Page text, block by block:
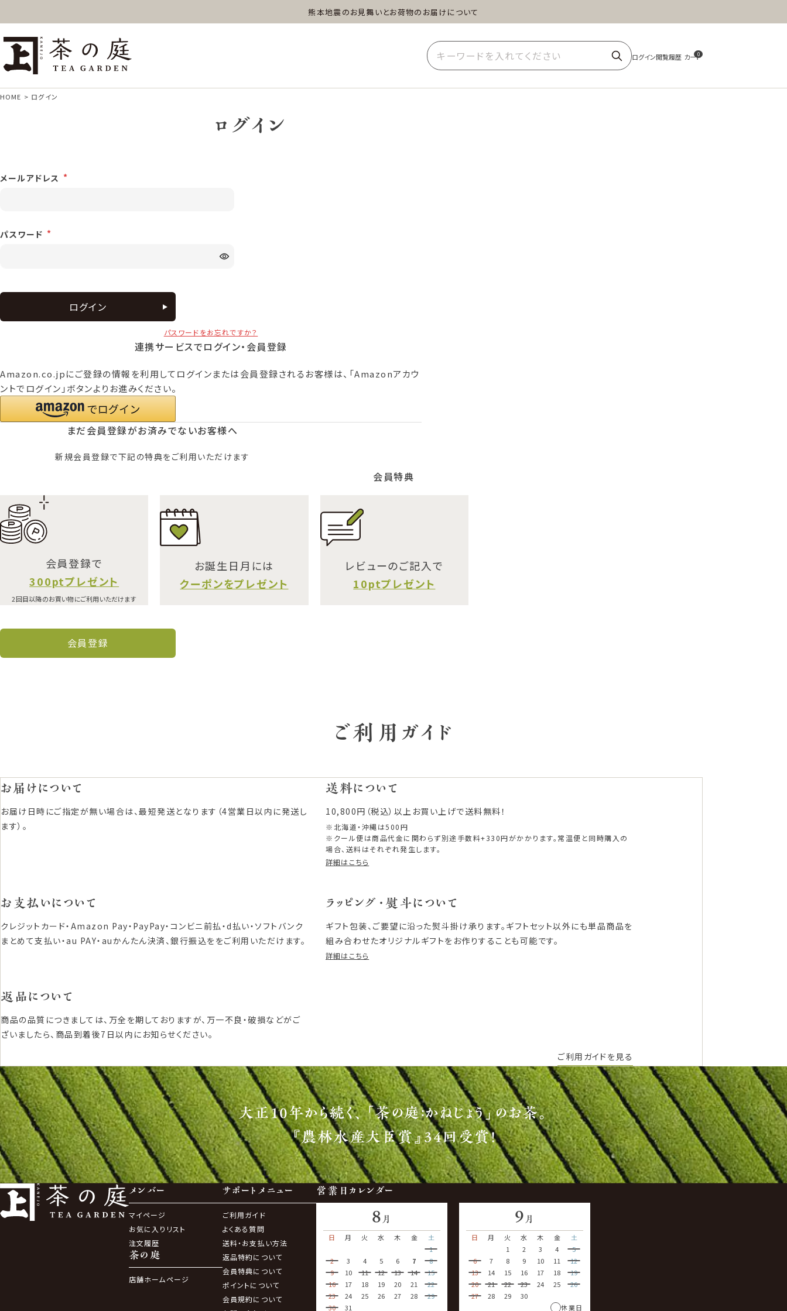
熊本地震のお見舞いとお荷物のお届けについて
0
水出し茶
抹茶 商品一覧
HOME ログイン
ログイン
メールアドレス
パスワード
ログイン
パスワードをお忘れですか？
連携サービスでログイン・会員登録
Amazon.co.jpにご登録の情報を利用してログインまたは会員登録されるお客様は、「Amazonアカウ
ントでログイン」ボタンよりお進みください。
まだ会員登録がお済みでないお客様へ
新規会員登録で下記の特典をご利用いただけます
会員特典
会員登録で
300ptプレゼント
2回目以降のお買い物にご利用いただけます
お誕生日月には
クーポンをプレゼント
レビューのご記入で
10ptプレゼント
会員登録
ご利用ガイド
お届けについて
お届け日時にご指定が無い場合は、最短発送となります（4営業日以内に発送し
ます）。
送料について
10,800円（税込）以上お買い上げで送料無料！
※北海道・沖縄は500円
※クール便は商品代金に関わらず別途手数料+330円がかかります。常温便と同時購入の
場合、送料はそれぞれ発生します。
詳細はこちら
お支払いについて
クレジットカード・Amazon Pay・PayPay・コンビニ前払・d払い・ソフトバンク
まとめて支払い・au PAY・auかんたん決済、銀行振込ををご利用いただけます。
ラッピング・熨斗について
ギフト包装、ご要望に沿った熨斗掛け承ります。ギフトセット以外にも単品商品を
組み合わせたオリジナルギフトをお作りすることも可能です。
詳細はこちら
返品について
商品の品質につきましては、万全を期しておりますが、万一不良・破損などがご
ざいましたら、商品到着後7日以内にお知らせください。
ご利用ガイドを見る
大正10年から続く、「茶の庭：かねじょう」のお茶。
『農林水産大臣賞』34回受賞！
メンバー
マイページ
お気に入りリスト
注文履歴
茶の庭
店舗ホームページ
サポートメニュー
ご利用ガイド
よくある質問
送料・お支払い方法
返品特約について
会員特典について
ポイントについて
会員規約について
営業日カレンダー
8 月
日
月 火 水 木 金
土
1
2
3 4 5 6 7
8
9
10 11 12 13 14
15
16
17 18 19 20 21
22
23
24 25 26 27 28
29
30
31
9 月
日
月 火 水 木 金
土
1
2 3 4
5
6
7 8 9 10 11
12
13
14 15 16 17 18
19
20
21 22 23 24 25
26
27
28 29
30
休業日